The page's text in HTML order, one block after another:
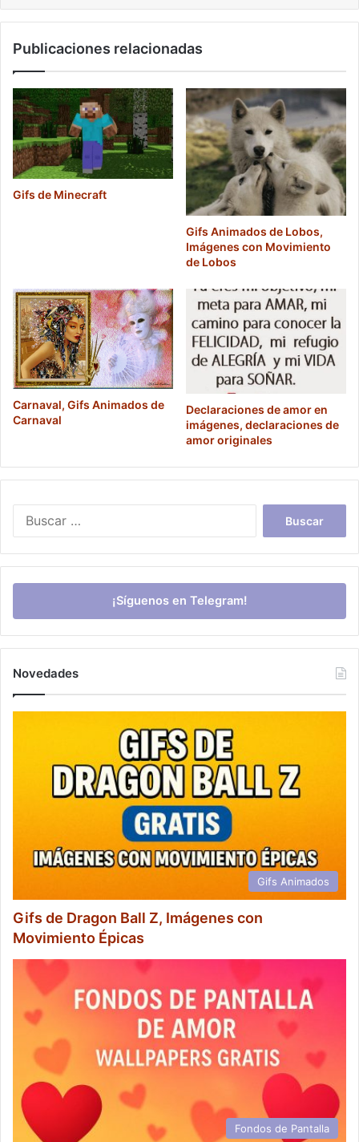
Publicaciones relacionadas
Gifs de Minecraft
Gifs Animados de Lobos,
Imágenes con Movimiento
de Lobos
Carnaval, Gifs Animados de
Carnaval
Declaraciones de amor en
imágenes, declaraciones de
amor originales
¡Síguenos en Telegram!
Novedades
Gifs Animados
Gifs de Dragon Ball Z, Imágenes con
Movimiento Épicas
Fondos de Pantalla